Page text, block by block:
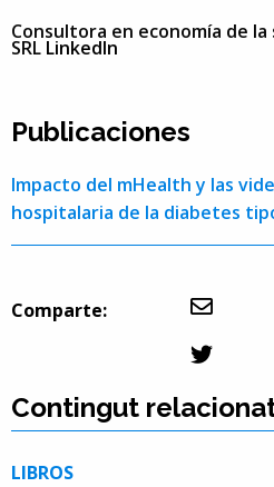
Consultora en economía de la
SRL LinkedIn
Publicaciones
Impacto del mHealth y las
hospitalaria de la diabetes
Comparte:
Contingut
LIBROS